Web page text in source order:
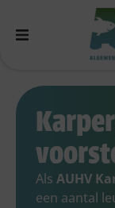
Als AUHV
een aantal